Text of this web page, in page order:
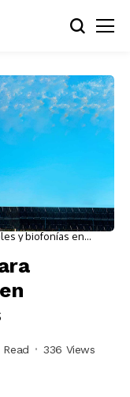
y biofonías en
Read 336 Views